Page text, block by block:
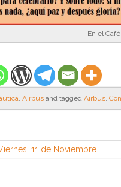
En el Café
, Airbus and tagged Airbus,
11 de Noviembre
Airbus, Getafe)